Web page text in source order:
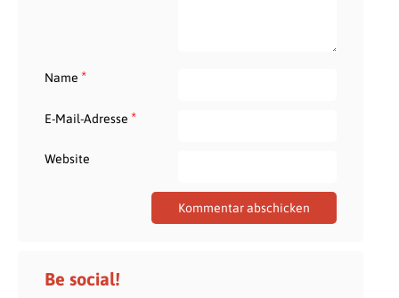
Name *
E-Mail-Adresse *
Website
Be social!